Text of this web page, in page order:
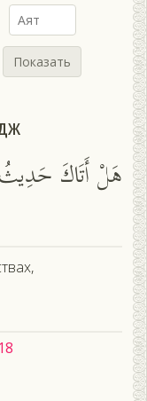
Показать
هَلْ أَتَاكَ